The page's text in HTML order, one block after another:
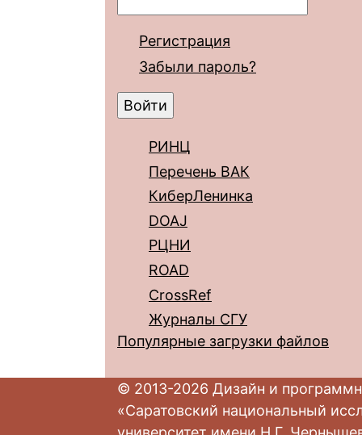
Регистрация
Забыли пароль?
РИНЦ
Перечень ВАК
КиберЛенинка
DOAJ
РЦНИ
ROAD
CrossRef
Журналы СГУ
Популярные загрузки файлов
© 2013-2026 Дизайн и
«Саратовский национальный